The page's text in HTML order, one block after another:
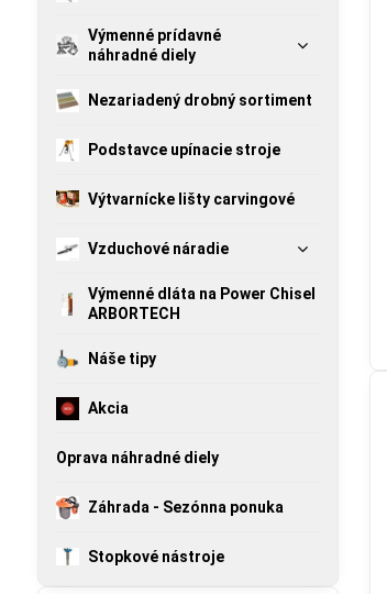
Výmenné prídavné
náhradné diely
Nezariadený drobný sortiment
Podstavce upínacie stroje
Výtvarnícke lišty carvingové
Vzduchové náradie
Výmenné dláta na Power Chisel
ARBORTECH
Náše tipy
Akcia
Oprava náhradné diely
Záhrada - Sezónna ponuka
Stopkové nástroje